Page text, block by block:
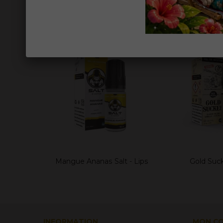
14 AUTRES PRODUITS DANS LA MÊME
Ajouter au panier
Mangue Ananas Salt - Lips Ajouter
Gold